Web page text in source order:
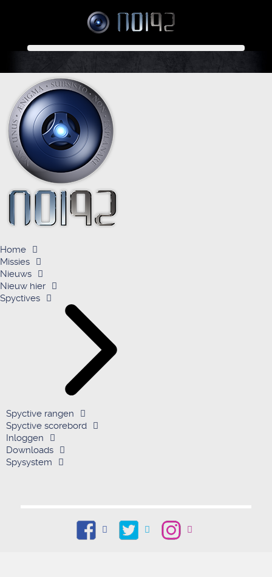
Home
Missies
Nieuws
Nieuw hier
Spyctives
Spyctive rangen
Spyctive scorebord
Inloggen
Downloads
Spysystem